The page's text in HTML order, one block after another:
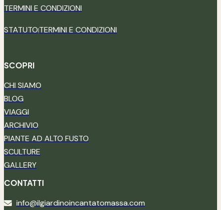
TERMINI E CONDIZIONI
STATUTOTERMINI E CONDIZIONI
SCOPRI
CHI SIAMO
BLOG
VIAGGI
ARCHIVIO
PIANTE AD ALTO FUSTO
SCULTURE
GALLERY
CONTATTI
info@ilgiardinoincantatomassa.com